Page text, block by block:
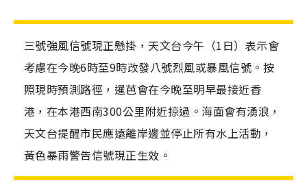
三號強風信號現正懸掛，天文台今午（1日）表示會
考慮在今晚6時至9時改發八號烈風或暴風信號。按
照現時預測路徑，暹芭會在今晚至明早最接近香
港，在本港西南300公里附近掠過。海面會有湧浪，
天文台提醒市民應遠離岸邊並停止所有水上活動，
黃色暴雨警告信號現正生效。